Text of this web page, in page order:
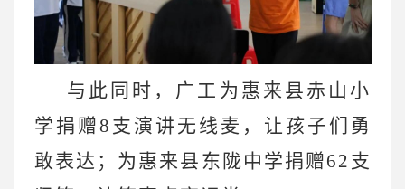
与此同时，广工为惠来县赤山小
学捐赠8支演讲无线麦，让孩子们勇
敢表达；为惠来县东陇中学捐赠62支